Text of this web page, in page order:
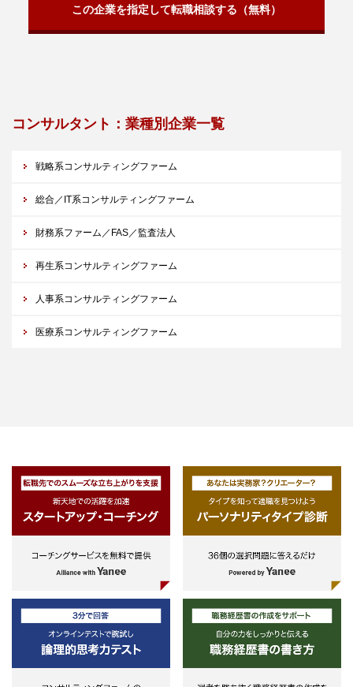
この企業を指定して転職相談する（無料）
コンサルタント：業種別企業一覧
戦略系コンサルティングファーム
総合／IT系コンサルティングファーム
財務系ファーム／FAS／監査法人
再生系コンサルティングファーム
人事系コンサルティングファーム
医療系コンサルティングファーム